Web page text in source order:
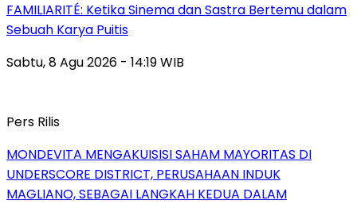
FAMILIARITÉ: Ketika Sinema dan Sastra Bertemu dalam
Sebuah Karya Puitis
Sabtu, 8 Agu 2026 - 14:19 WIB
Pers Rilis
MONDEVITA MENGAKUISISI SAHAM MAYORITAS DI
UNDERSCORE DISTRICT, PERUSAHAAN INDUK
MAGLIANO, SEBAGAI LANGKAH KEDUA DALAM